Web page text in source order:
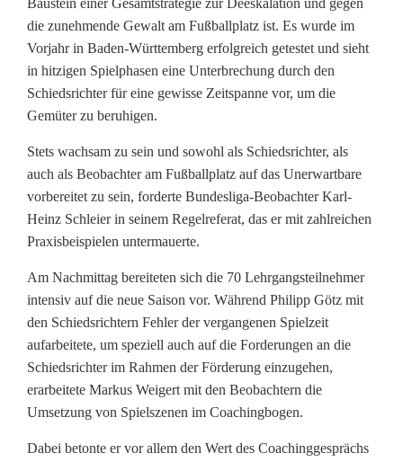
Baustein einer Gesamtstrategie zur Deeskalation und gegen
die zunehmende Gewalt am Fußballplatz ist. Es wurde im
Vorjahr in Baden-Württemberg erfolgreich getestet und sieht
in hitzigen Spielphasen eine Unterbrechung durch den
Schiedsrichter für eine gewisse Zeitspanne vor, um die
Gemüter zu beruhigen.
Stets wachsam zu sein und sowohl als Schiedsrichter, als
auch als Beobachter am Fußballplatz auf das Unerwartbare
vorbereitet zu sein, forderte Bundesliga-Beobachter Karl-
Heinz Schleier in seinem Regelreferat, das er mit zahlreichen
Praxisbeispielen untermauerte.
Am Nachmittag bereiteten sich die 70 Lehrgangsteilnehmer
intensiv auf die neue Saison vor. Während Philipp Götz mit
den Schiedsrichtern Fehler der vergangenen Spielzeit
aufarbeitete, um speziell auch auf die Forderungen an die
Schiedsrichter im Rahmen der Förderung einzugehen,
erarbeitete Markus Weigert mit den Beobachtern die
Umsetzung von Spielszenen im Coachingbogen.
Dabei betonte er vor allem den Wert des Coachinggesprächs